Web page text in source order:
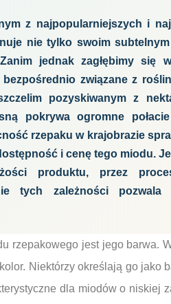
z najpopularniejszych i
nie tylko swoim
jednak zagłębimy się
związane z
pozyskiwanym z
pokrywa ogromne
rzepaku w krajobrazie
i cenę tego miodu.
produktu, przez
tych zależności
rzepakowego jest jego barwa.
Niektórzy określają go jako
dla miodów o niskiej